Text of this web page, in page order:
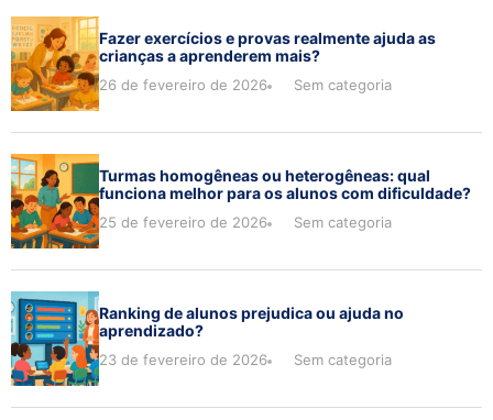
Fazer exercícios e provas realmente ajuda as
crianças a aprenderem mais?
26 de fevereiro de 2026 Sem categoria
Turmas homogêneas ou heterogêneas: qual
funciona melhor para os alunos com dificuldade?
25 de fevereiro de 2026 Sem categoria
Ranking de alunos prejudica ou ajuda no
aprendizado?
23 de fevereiro de 2026 Sem categoria